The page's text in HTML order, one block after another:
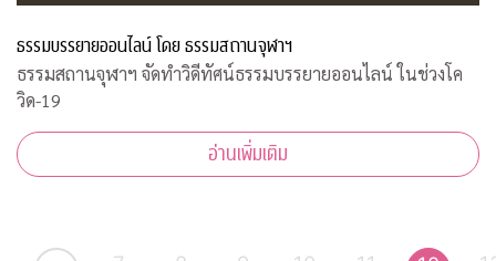
ธรรมบรรยายออนไลน์ โดย ธรรมสถานจุฬาฯ
ธรรมสถานจุฬาฯ จัดทำวิดีทัศน์ธรรมบรรยายออนไลน์ ในช่วงโค
วิด-19
อ่านเพิ่มเติม